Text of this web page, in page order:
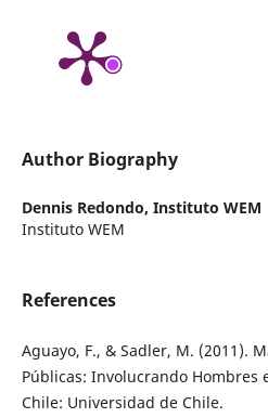
Author Biography
Dennis Redondo, Instituto WEM
Instituto WEM
References
Aguayo, F., & Sadler, M. (2011).
Públicas: Involucrando Hombres
Chile: Universidad de Chile.